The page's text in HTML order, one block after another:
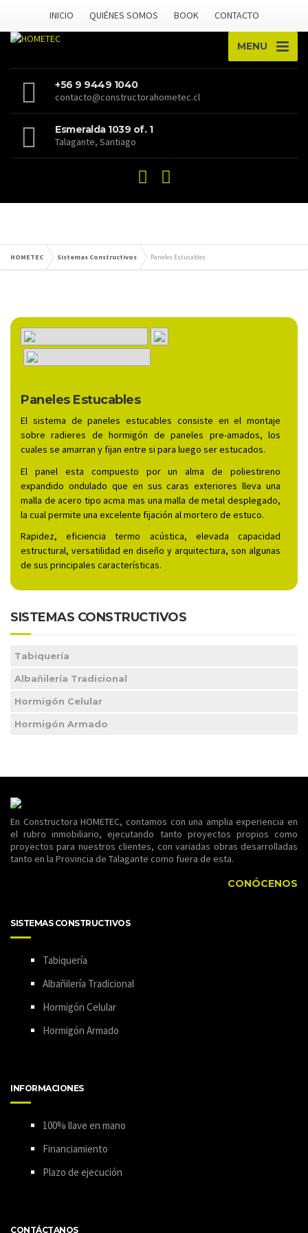
INICIO QUIÉNES SOMOS BOOK CONTACTO
MENU
+56 9 9449 1040
contacto@constructorahometec.cl
Esmeralda 1039 of. 1
Talagante, Santiago
HOMETEC Sistemas Constructivos Paneles Estucables
Paneles Estucables
El sistema de paneles estucables consiste en el montaje
sobre radieres de hormigón de paneles pre-amados, los
cuales se amarran y fijan entre si para luego ser estucados.
El panel esta compuesto por un alma de poliestireno
expandido ondulado que en sus caras exteriores lleva una
malla de acero tipo acma mas una malla de metal desplegado,
la cual permite una excelente fijación al mortero de estuco.
Rapidez, eficiencia termo acústica, elevada capacidad
estructural, versatilidad en diseño y arquitectura, son algunas
de sus principales características.
SISTEMAS CONSTRUCTIVOS
Tabiquería
Albañilería Tradicional
Hormigón Celular
Hormigón Armado
En Constructora HOMETEC, contamos con una amplia experiencia en
el rubro inmobiliario, ejecutando tanto proyectos propios como
proyectos para nuestros clientes, con variadas obras desarrolladas
tanto en la Provincia de Talagante como fuera de esta.
CONÓCENOS
SISTEMAS CONSTRUCTIVOS
Tabiquería
Albañilería Tradicional
Hormigón Celular
Hormigón Armado
INFORMACIONES
100% llave en mano
Financiamiento
Plazo de ejecución
CONTÁCTANOS